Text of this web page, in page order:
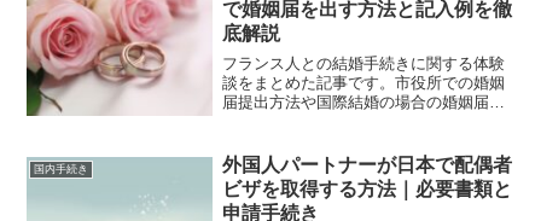
で婚姻届を出す方法と記入例を徹
底解説
フランス人との結婚手続きに関する体験
談をまとめた記事です。市役所での婚姻
届提出方法や国際結婚の場合の婚姻届の
イントを押さえながら、スムーズな手続
きのためのヒントや注意点を紹介してい
ます。また、国際結婚における留意事項
や翻訳の必要性なども取り上げており、
国内手続き
外国人パートナーが日本で配偶者
ビザを取得する方法｜必要書類と
申請手続き